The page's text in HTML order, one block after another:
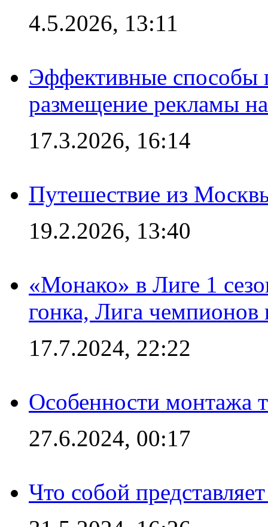
4.5.2026, 13:11
Эффективные способы
размещение рекламы
17.3.2026, 16:14
Путешествие из
19.2.2026, 13:40
«Монако» в Лиге 1
гонка, Лига чемпионов
17.7.2024, 22:22
Особенности монтажа
27.6.2024, 00:17
Что собой